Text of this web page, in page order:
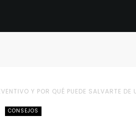
Y POR QUÉ PUEDE SALVARTE DE
CONSEJOS